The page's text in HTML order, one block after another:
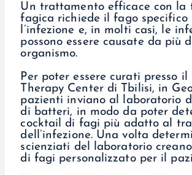
Un trattamento efficace con la
fagica richiede il fago specifico
l’infezione e, in molti casi, le
possono essere causate da più
organismo.
Per poter essere curati presso il
Therapy Center di Tbilisi, in
pazienti inviano al laboratorio
di batteri, in modo da poter
cocktail di fagi più adatto al
dell’infezione. Una volta
scienziati del laboratorio
di fagi personalizzato per il